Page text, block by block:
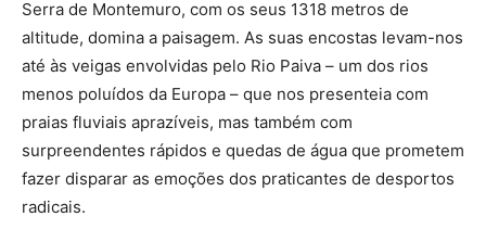
Serra de Montemuro, com os seus 1318 metros de
altitude, domina a paisagem. As suas encostas levam-nos
até às veigas envolvidas pelo Rio Paiva – um dos rios
menos poluídos da Europa – que nos presenteia com
praias fluviais aprazíveis, mas também com
surpreendentes rápidos e quedas de água que prometem
fazer disparar as emoções dos praticantes de desportos
radicais.